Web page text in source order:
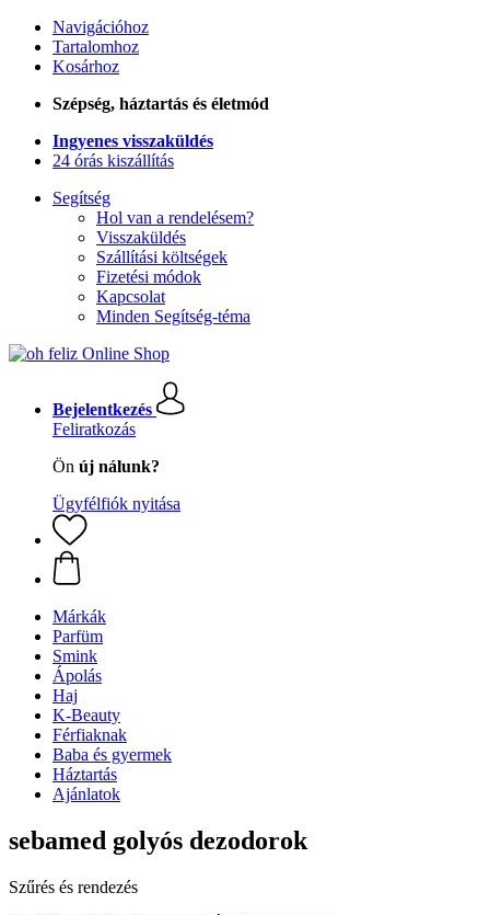
Navigációhoz
Tartalomhoz
Kosárhoz
Szépség, háztartás és életmód
Ingyenes visszaküldés
24 órás kiszállítás
Segítség
Hol van a rendelésem?
Visszaküldés
Szállítási költségek
Fizetési módok
Kapcsolat
Minden Segítség-téma
Bejelentkezés
Feliratkozás
Ön új nálunk?
Ügyfélfiók nyitása
Márkák
Parfüm
Smink
Ápolás
Haj
K-Beauty
Férfiaknak
Baba és gyermek
Háztartás
Ajánlatok
sebamed golyós dezodorok
Szűrés és rendezés